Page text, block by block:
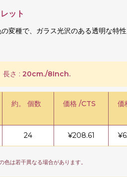
ット
変種で、ガラス光沢のある透明な特
長さ : 20cm./8Inch.
約。 個数 価格 /CTS 価
24 ¥208.61 ¥
は若干異なる場合があります。